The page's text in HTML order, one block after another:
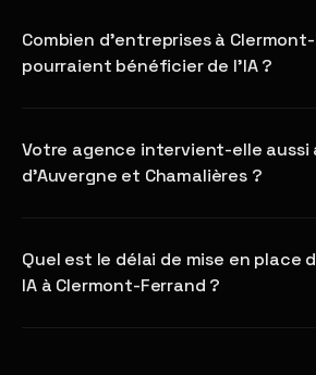
Combien d'entreprises à
pourraient bénéficier de l'IA ?
Votre agence intervient-elle aussi
d'Auvergne et Chamalières ?
Quel est le délai de mise en place
IA à Clermont-Ferrand ?